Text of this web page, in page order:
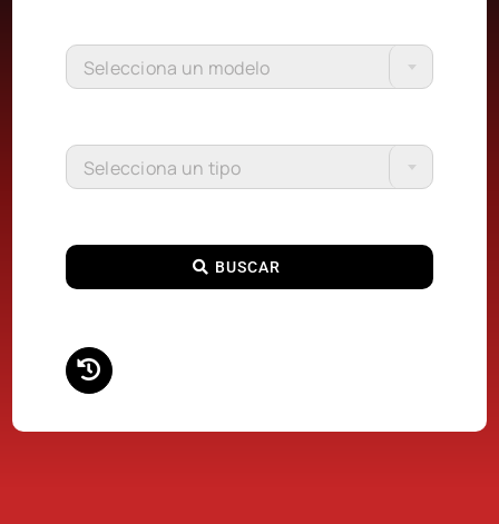
Selecciona un modelo
Selecciona un tipo
BUSCAR